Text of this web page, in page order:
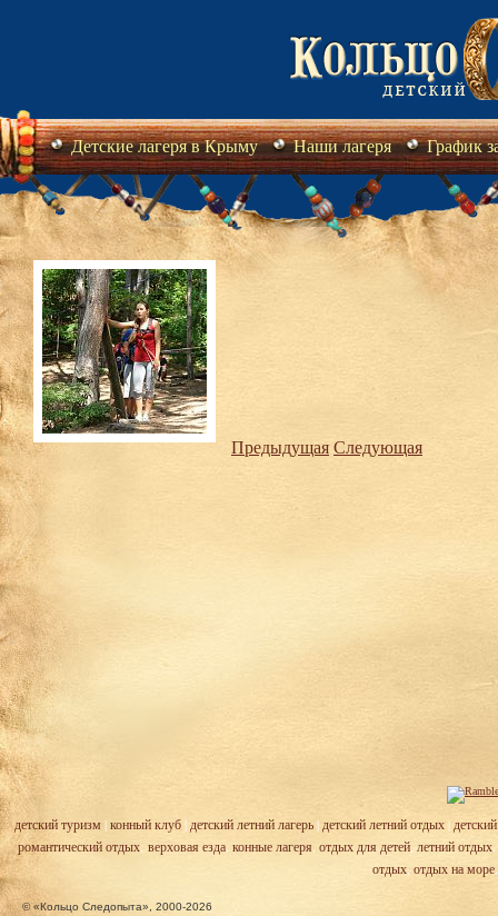
Детские лагеря в Крыму Наши лагеря График
Предыдущая Следующая
детский туризм| конный клуб| детский летний лагерь| детский летний отдых|
романтический отдых, верховая езда, конные лагеря, отдых для детей, летний отдых,
отдых, отдых на море
© «Кольцо Следопыта», 2000-2026